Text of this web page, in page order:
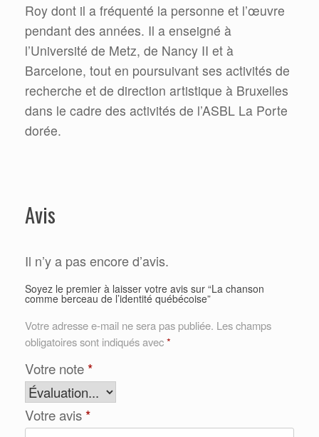
Roy dont il a fréquenté la personne et l’œuvre
pendant des années. Il a enseigné à
l’Université de Metz, de Nancy II et à
Barcelone, tout en poursuivant ses activités de
recherche et de direction artistique à Bruxelles
dans le cadre des activités de l’ASBL La Porte
dorée.
Avis
Il n’y a pas encore d’avis.
Soyez le premier à laisser votre avis sur “La chanson
comme berceau de l’identité québécoise”
Votre adresse e-mail ne sera pas publiée. Les champs
obligatoires sont indiqués avec*
Votre note*
Votre avis*